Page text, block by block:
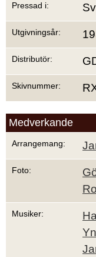
Pressad i:
Utgivningsår:
Distributör:
Skivnummer:
Medverkande
Arrangemang:
Foto:
Musiker: